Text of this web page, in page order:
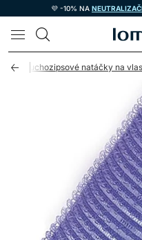
💜 -10% NA
LOMAX
Suchozipsové natáčky na